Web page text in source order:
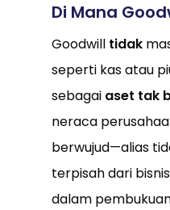
Di Mana
Goodwill tidak
seperti kas atau
sebagai aset tak
neraca
berwujud—alias
terpisah dari
dalam